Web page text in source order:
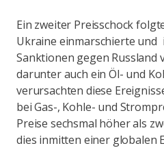
Ein zweiter Preisschock
Ukraine einmarschierte und
Sanktionen gegen Russland
darunter auch ein Öl- und
verursachten diese
bei Gas-, Kohle- und
Preise sechsmal höher als
dies inmitten einer globalen